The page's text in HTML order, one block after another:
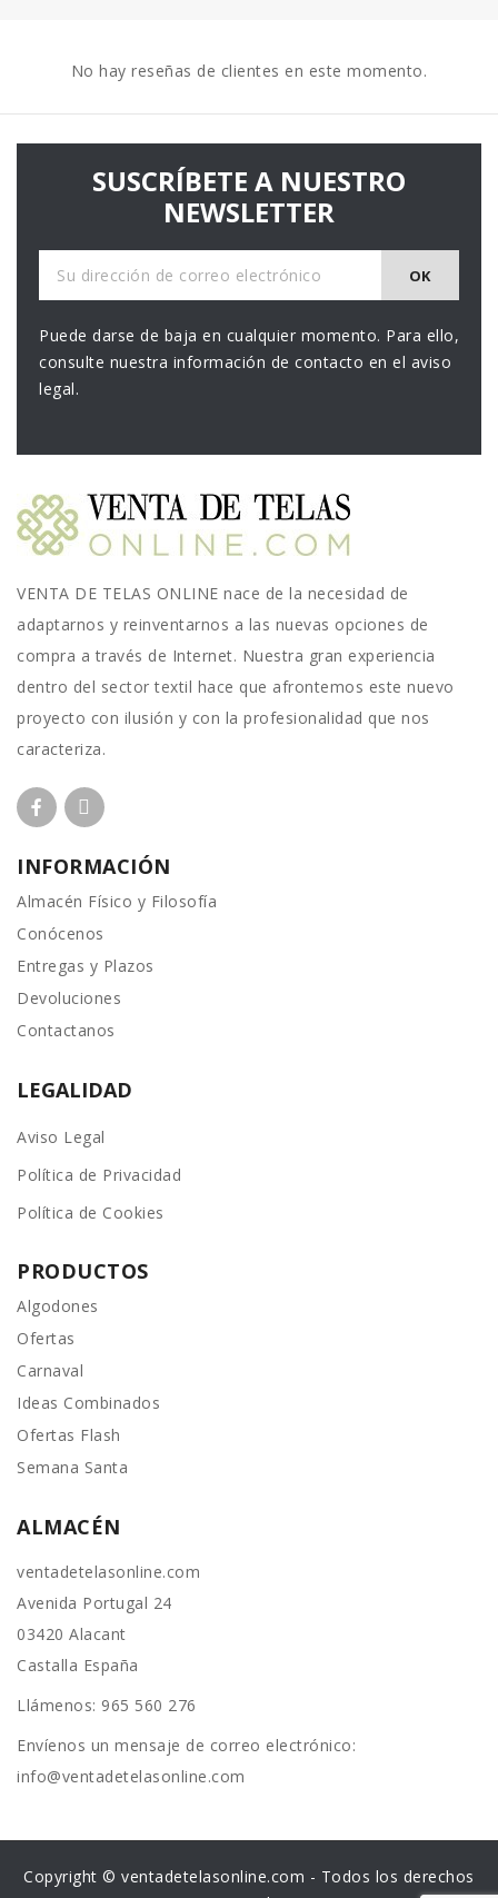
No hay reseñas de clientes en este momento.
SUSCRÍBETE A NUESTRO
NEWSLETTER
Puede darse de baja en cualquier momento. Para ello,
consulte nuestra información de contacto en el aviso
legal.
VENTA DE TELAS ONLINE nace de la necesidad de
adaptarnos y reinventarnos a las nuevas opciones de
compra a través de Internet. Nuestra gran experiencia
dentro del sector textil hace que afrontemos este nuevo
proyecto con ilusión y con la profesionalidad que nos
caracteriza.
INFORMACIÓN
Almacén Físico y Filosofía
Conócenos
Entregas y Plazos
Devoluciones
Contactanos
LEGALIDAD
Aviso Legal
Política de Privacidad
Política de Cookies
PRODUCTOS
Algodones
Ofertas
Carnaval
Ideas Combinados
Ofertas Flash
Semana Santa
ALMACÉN
ventadetelasonline.com
Avenida Portugal 24
03420 Alacant
Castalla España
Llámenos: 965 560 276
Envíenos un mensaje de correo electrónico:
info@ventadetelasonline.com
Copyright © ventadetelasonline.com - Todos los derechos